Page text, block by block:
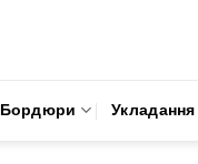
Бордюри Укладання